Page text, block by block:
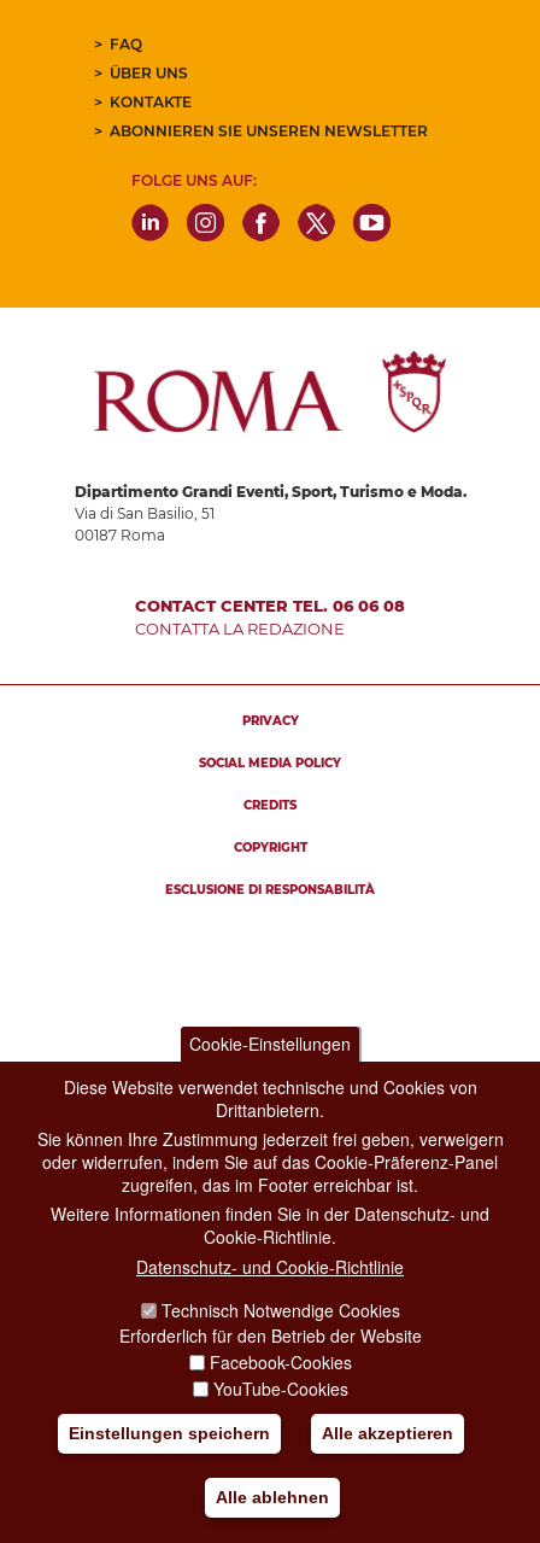
FAQ
ÜBER UNS
KONTAKTE
ABONNIEREN SIE UNSEREN NEWSLETTER
FOLGE UNS AUF:
Dipartimento Grandi Eventi, Sport, Turismo e Moda.
Via di San Basilio, 51
00187 Roma
CONTACT CENTER TEL. 06 06 08
CONTATTA LA REDAZIONE
PRIVACY
SOCIAL MEDIA POLICY
CREDITS
COPYRIGHT
ESCLUSIONE DI RESPONSABILITÀ
Cookie-Einstellungen
Diese Website verwendet technische und Cookies von
Drittanbietern.
Sie können Ihre Zustimmung jederzeit frei geben, verweigern
oder widerrufen, indem Sie auf das Cookie-Präferenz-Panel
zugreifen, das im Footer erreichbar ist.
Weitere Informationen finden Sie in der Datenschutz- und
Cookie-Richtlinie.
Datenschutz- und Cookie-Richtlinie
Technisch Notwendige Cookies
Erforderlich für den Betrieb der Website
Facebook-Cookies
YouTube-Cookies
Einstellungen speichern Alle akzeptieren
Alle ablehnen